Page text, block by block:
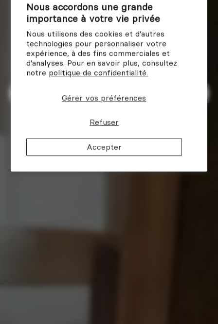
Nous accordons une grande
importance à votre vie privée
Nous utilisons des cookies et d’autres
technologies pour personnaliser votre
expérience, à des fins commerciales et
d’analyses. Pour en savoir plus, consultez
notre politique de confidentialité.
Gérer vos préférences
Accepter
Refuser